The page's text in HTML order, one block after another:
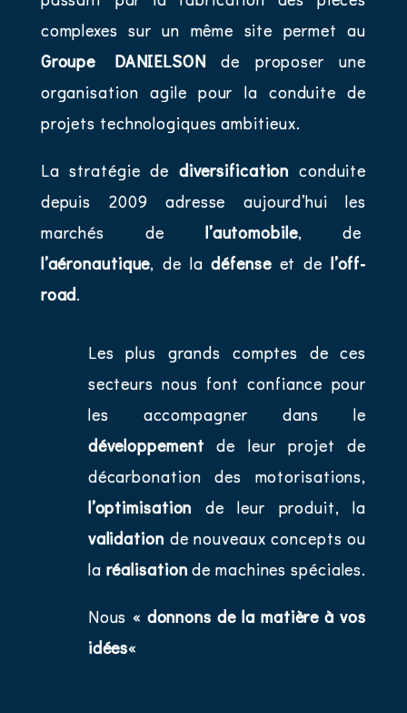
complexes sur un même site permet au
Groupe DANIELSON de proposer une
organisation agile pour la conduite de
projets technologiques ambitieux.
La stratégie de diversification conduite
depuis 2009 adresse aujourd’hui les
marchés de l’automobile, de
l’aéronautique, de ladéfenseet de l’off-
road.
Les plus grands comptes de ces
secteurs nous font confiance pour
les accompagner dans le
développement de leur projet de
décarbonation des motorisations,
l’optimisation de leur produit, la
validation de nouveaux concepts ou
la réalisation de machines spéciales.
Nous « donnons de la matière à vos
idées«